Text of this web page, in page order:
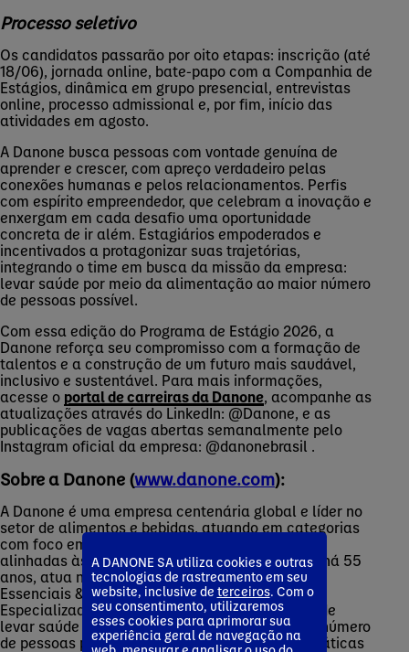
Processo seletivo
Os candidatos passarão por oito etapas: inscrição (até
18/06), jornada online, bate-papo com a Companhia de
Estágios, dinâmica em grupo presencial, entrevistas
online, processo admissional e, por fim, início das
atividades em agosto.
A Danone busca pessoas com vontade genuína de
aprender e crescer, com apreço verdadeiro pelas
conexões humanas e pelos relacionamentos. Perfis
com espírito empreendedor, que celebram a inovação e
enxergam em cada desafio uma oportunidade
concreta de ir além. Estagiários empoderados e
incentivados a protagonizar suas trajetórias,
integrando o time em busca da missão da empresa:
levar saúde por meio da alimentação ao maior número
de pessoas possível.
Com essa edição do Programa de Estágio 2026, a
Danone reforça seu compromisso com a formação de
talentos e a construção de um futuro mais saudável,
inclusivo e sustentável. Para mais informações,
acesse o portal de carreiras da Danone, acompanhe as
atualizações através do LinkedIn: @Danone, e as
publicações de vagas abertas semanalmente pelo
Instagram oficial da empresa: @danonebrasil .
Sobre a Danone (www.danone.com):
A Danone é uma empresa centenária global e líder no
setor de alimentos e bebidas, atuando em categorias
com foco em saúde, crescimento acelerado e
alinhadas às tendências de consumo. No Brasil há 55
anos, atua nas categorias de Produtos Lácteos
Essenciais & à Base de Plantas, e Nutrição
Especializada. Com uma missão de longa data de
levar saúde por meio da alimentação ao maior número
de pessoas possível, a Danone busca inspirar práticas
A DANONE SA utiliza cookies e outras
tecnologias de rastreamento em seu
website, inclusive de terceiros. Com o
seu consentimento, utilizaremos
esses cookies para aprimorar sua
experiência geral de navegação na